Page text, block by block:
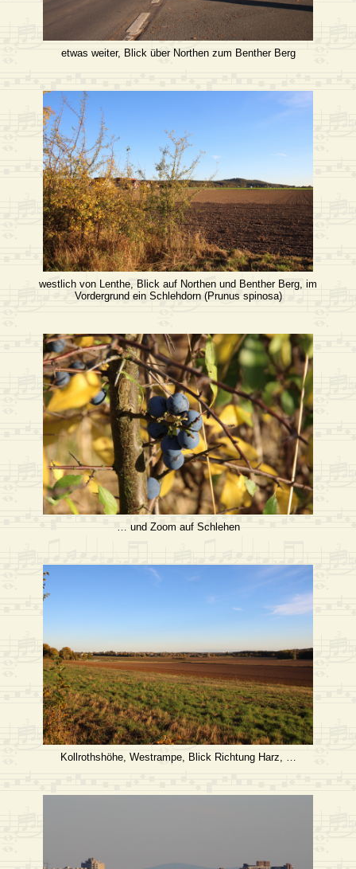
etwas weiter, Blick über Northen zum Benther Berg
westlich von Lenthe, Blick auf Northen und Benther Berg, im
Vordergrund ein Schlehdorn (Prunus spinosa)
… und Zoom auf Schlehen
Kollrothshöhe, Westrampe, Blick Richtung Harz, …